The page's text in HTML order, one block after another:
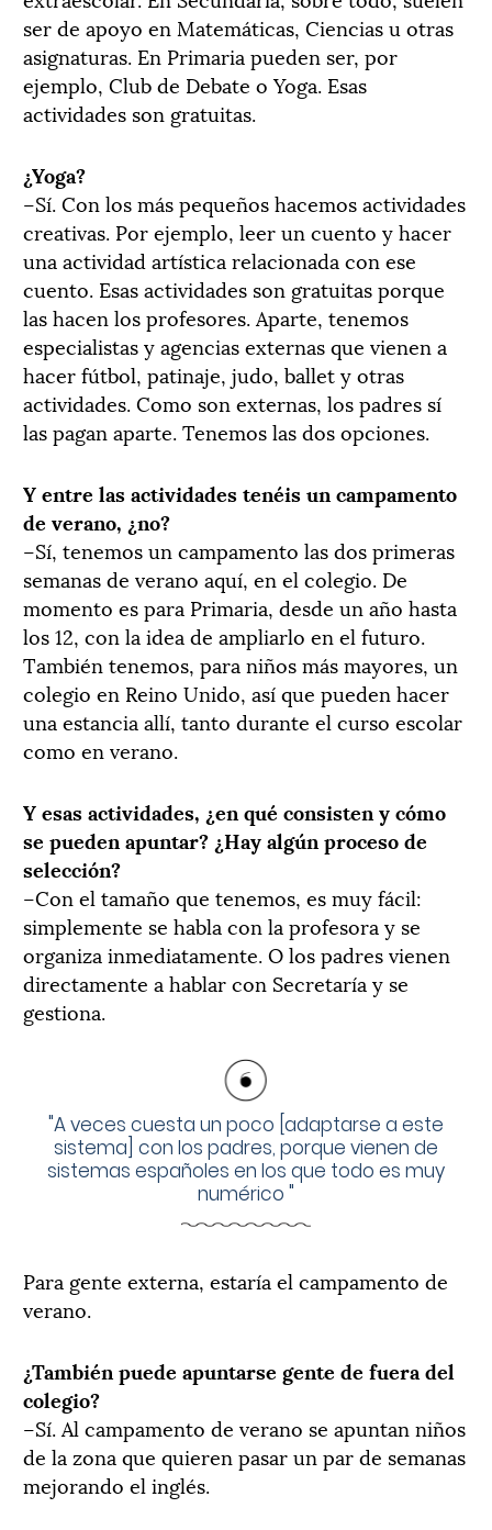
ser de apoyo en Matemáticas, Ciencias u otras
asignaturas. En Primaria pueden ser, por
ejemplo, Club de Debate o Yoga. Esas
actividades son gratuitas.
¿Yoga?
–Sí. Con los más pequeños hacemos actividades
creativas. Por ejemplo, leer un cuento y hacer
una actividad artística relacionada con ese
cuento. Esas actividades son gratuitas porque
las hacen los profesores. Aparte, tenemos
especialistas y agencias externas que vienen a
hacer fútbol, patinaje, judo, ballet y otras
actividades. Como son externas, los padres sí
las pagan aparte. Tenemos las dos opciones.
Y entre las actividades tenéis un campamento
de verano, ¿no?
–Sí, tenemos un campamento las dos primeras
semanas de verano aquí, en el colegio. De
momento es para Primaria, desde un año hasta
los 12, con la idea de ampliarlo en el futuro.
También tenemos, para niños más mayores, un
colegio en Reino Unido, así que pueden hacer
una estancia allí, tanto durante el curso escolar
como en verano.
Y esas actividades, ¿en qué consisten y cómo
se pueden apuntar? ¿Hay algún proceso de
selección?
–Con el tamaño que tenemos, es muy fácil:
simplemente se habla con la profesora y se
organiza inmediatamente. O los padres vienen
directamente a hablar con Secretaría y se
gestiona.
"A veces cuesta un poco [adaptarse a este
sistema] con los padres, porque vienen de
sistemas españoles en los que todo es muy
numérico "
Para gente externa, estaría el campamento de
verano.
¿También puede apuntarse gente de fuera del
colegio?
–Sí. Al campamento de verano se apuntan niños
de la zona que quieren pasar un par de semanas
mejorando el inglés.